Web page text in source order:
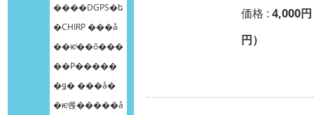
����DGPS�ե
�CHIRP ���å
��ѥͥ��õ���
��Ρ����ܸ�
�ǥ� ���å�
�ѥͥ롡�����å
価格 : 4,000
円）